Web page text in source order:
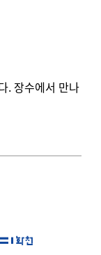
. 장수에서 만나